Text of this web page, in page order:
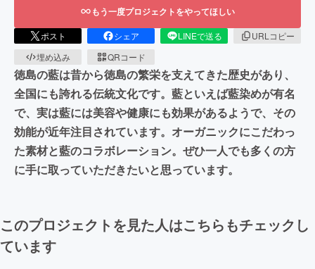
もう一度プロジェクトをやってほしい
ポスト シェア LINEで送る
URLコピー
埋め込み
QRコード
徳島の藍は昔から徳島の繁栄を支えてきた歴史があり、
全国にも誇れる伝統文化です。藍といえば藍染めが有名
で、実は藍には美容や健康にも効果があるようで、その
効能が近年注目されています。オーガニックにこだわっ
た素材と藍のコラボレーション。ぜひ一人でも多くの方
に手に取っていただきたいと思っています。
このプロジェクトを見た人はこちらもチェックし
ています